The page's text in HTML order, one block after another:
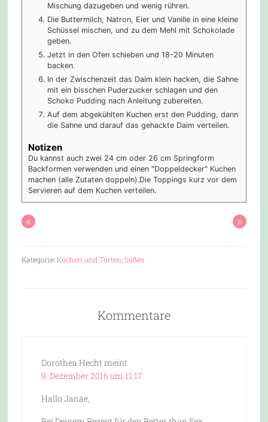
Mischung dazugeben und wenig rühren.
Die Buttermilch, Natron, Eier und Vanille in eine kleine
Schüssel mischen, und zu dem Mehl mit Schokolade
geben.
Jetzt in den Ofen schieben und 18-20 Minuten
backen.
In der Zwischenzeit das Daim klein hacken, die Sahne
mit ein bisschen Puderzucker schlagen und den
Schoko Pudding nach Anleitung zubereiten.
Auf dem abgekühlten Kuchen erst den Pudding, dann
die Sahne und darauf das gehackte Daim verteilen.
Notizen
Du kannst auch zwei 24 cm oder 26 cm Springform
Backformen verwenden und einen "Doppeldecker" Kuchen
machen (alle Zutaten doppeln).Die Toppings kurz vor dem
Servieren auf dem Kuchen verteilen.
« »
Kategorie:Kuchen und Torten Süßes
Kommentare
Dorothea Hechtmeint
9. Dezember 2016 um 11:17
Hallo Janae,